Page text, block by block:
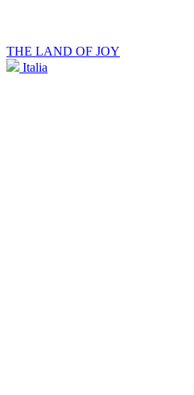
THE LAND OF JOY
Italia